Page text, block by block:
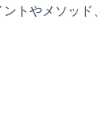
ントやメソッド